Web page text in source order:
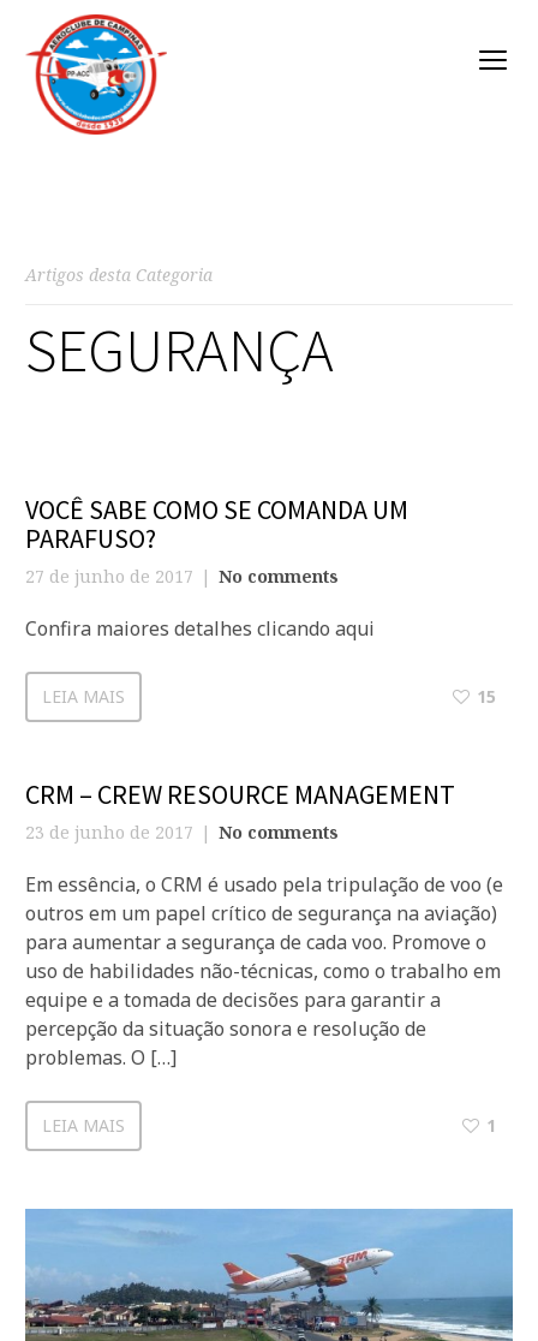
Artigos desta Categoria
SEGURANÇA
VOCÊ SABE COMO SE COMANDA UM
PARAFUSO?
27 de junho de 2017 No comments
Confira maiores detalhes clicando aqui
LEIA MAIS 15
CRM – CREW RESOURCE MANAGEMENT
23 de junho de 2017 No comments
Em essência, o CRM é usado pela tripulação de voo (e
outros em um papel crítico de segurança na aviação)
para aumentar a segurança de cada voo. Promove o
uso de habilidades não-técnicas, como o trabalho em
equipe e a tomada de decisões para garantir a
percepção da situação sonora e resolução de
problemas. O […]
LEIA MAIS 1